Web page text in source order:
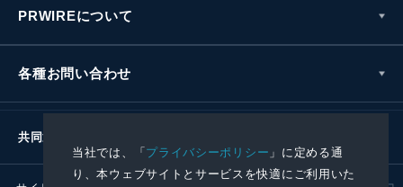
当社では、「プライバシーポリシー 」に定める通
り、本ウェブサイトとサービスを快適にご利用いた
PRWIREについて
各種お問い合わせ
共同通信社グループ